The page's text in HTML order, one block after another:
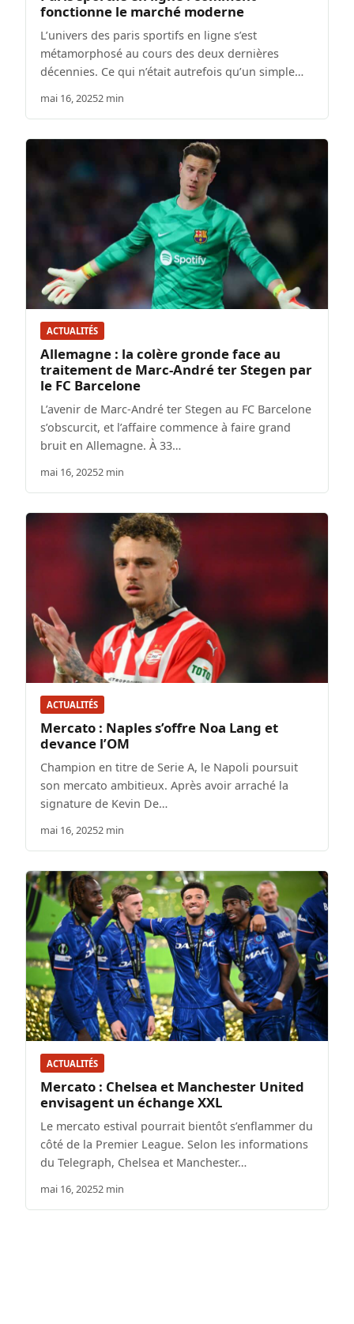
fonctionne le marché moderne
L’univers des paris sportifs en ligne s’est
métamorphosé au cours des deux dernières
décennies. Ce qui n’était autrefois qu’un simple…
mai 16, 20252 min
ACTUALITÉS
Allemagne : la colère gronde face au
traitement de Marc-André ter Stegen par
le FC Barcelone
L’avenir de Marc-André ter Stegen au FC Barcelone
s’obscurcit, et l’affaire commence à faire grand
bruit en Allemagne. À 33…
mai 16, 20252 min
ACTUALITÉS
Mercato : Naples s’offre Noa Lang et
devance l’OM
Champion en titre de Serie A, le Napoli poursuit
son mercato ambitieux. Après avoir arraché la
signature de Kevin De…
mai 16, 20252 min
ACTUALITÉS
Mercato : Chelsea et Manchester United
envisagent un échange XXL
Le mercato estival pourrait bientôt s’enflammer du
côté de la Premier League. Selon les informations
du Telegraph, Chelsea et Manchester…
mai 16, 20252 min